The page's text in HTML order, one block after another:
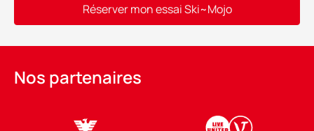
Réserver mon essai Ski~Mojo
Nos partenaires